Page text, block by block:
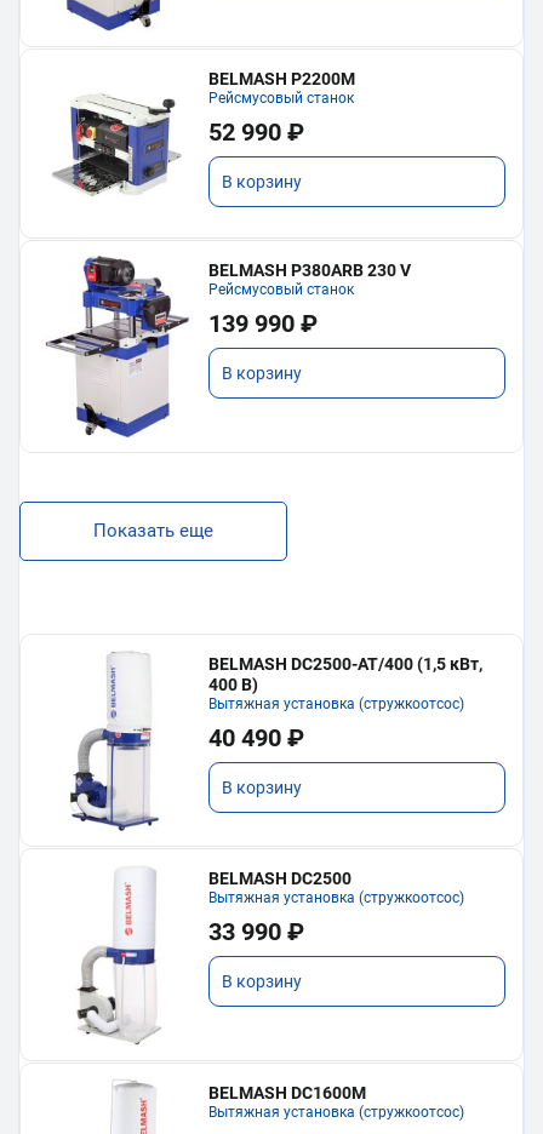
BELMASH P2200M
Рейсмусовый станок
52 990 ₽
В корзину
BELMASH P380ARB 230 V
Рейсмусовый станок
139 990 ₽
В корзину
Показать еще
BELMASH DC2500-AT/400 (1,5 кВт,
400 В)
Вытяжная установка (стружкоотсос)
40 490 ₽
В корзину
BELMASH DC2500
Вытяжная установка (стружкоотсос)
33 990 ₽
В корзину
BELMASH DC1600M
Вытяжная установка (стружкоотсос)